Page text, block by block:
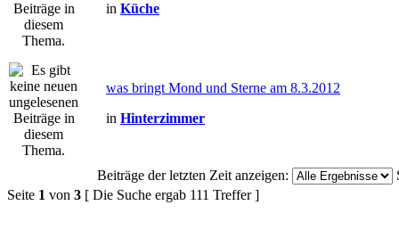
in Küche
was bringt Mond und Sterne am 8.3.2012
in Hinterzimmer
Beiträge der letzten Zeit anzeigen:
Seite 1 von 3 [ Die Suche ergab 111 Treffer ]